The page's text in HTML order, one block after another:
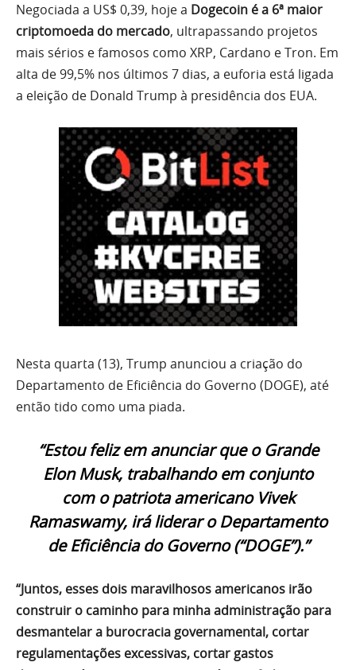
Negociada a US$ 0,39, hoje a Dogecoin é a 6ª maior
criptomoeda do mercado, ultrapassando projetos
mais sérios e famosos como XRP, Cardano e Tron. Em
alta de 99,5% nos últimos 7 dias, a euforia está ligada
a eleição de Donald Trump à presidência dos EUA.
Nesta quarta (13), Trump anunciou a criação do
Departamento de Eficiência do Governo (DOGE), até
então tido como uma piada.
“Estou feliz em anunciar que o Grande
Elon Musk, trabalhando em conjunto
com o patriota americano Vivek
Ramaswamy, irá liderar o Departamento
de Eficiência do Governo (“DOGE”).”
“Juntos, esses dois maravilhosos americanos irão
construir o caminho para minha administração para
desmantelar a burocracia governamental, cortar
regulamentações excessivas, cortar gastos